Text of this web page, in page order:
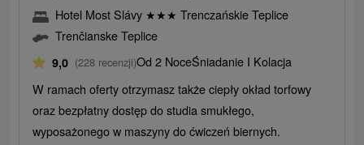
Hotel Most Slávy ★★★ Trenczańskie Teplice
Trenčianske Teplice
9,0 (228 recenzji)Od 2 NoceŚniadanie I Kolacja
W ramach oferty otrzymasz także ciepły okład torfowy
oraz bezpłatny dostęp do studia smukłego,
wyposażonego w maszyny do ćwiczeń biernych.